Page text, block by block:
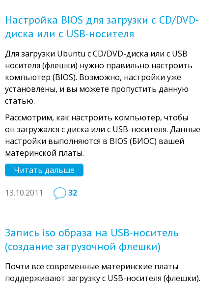
Настройка BIOS для загрузки с CD/DVD-
диска или с USB-носителя
Для загрузки Ubuntu с CD/DVD-диска или с USB
носителя (флешки) нужно правильно настроить
компьютер (BIOS). Возможно, настройки уже
установлены, и вы можете пропустить данную
статью.
Рассмотрим, как настроить компьютер, чтобы
он загружался с диска или с USB-носителя. Данные
настройки выполняются в BIOS (БИОС) вашей
материнской платы.
Читать дальше
13.10.2011 32
Запись iso образа на USB-носитель
(создание загрузочной флешки)
Почти все современные материнские платы
поддерживают загрузку с USB-носителя (флешки).